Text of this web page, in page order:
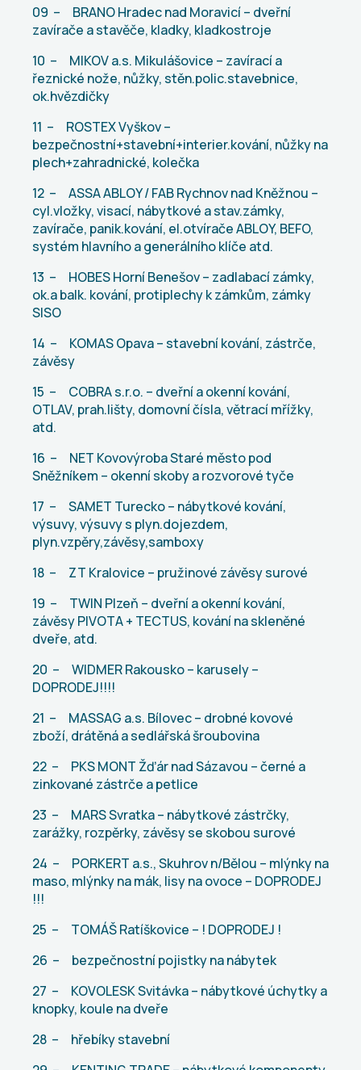
09 – BRANO Hradec nad Moravicí – dveřní
zavírače a stavěče, kladky, kladkostroje
10 – MIKOV a.s. Mikulášovice – zavírací a
řeznické nože, nůžky, stěn.polic.stavebnice,
ok.hvězdičky
11 – ROSTEX Vyškov –
bezpečnostní+stavební+interier.kování, nůžky na
plech+zahradnické, kolečka
12 – ASSA ABLOY / FAB Rychnov nad Kněžnou –
cyl.vložky, visací, nábytkové a stav.zámky,
zavírače, panik.kování, el.otvírače ABLOY, BEFO,
systém hlavního a generálního klíče atd.
13 – HOBES Horní Benešov – zadlabací zámky,
ok.a balk. kování, protiplechy k zámkům, zámky
SISO
14 – KOMAS Opava – stavební kování, zástrče,
závěsy
15 – COBRA s.r.o. – dveřní a okenní kování,
OTLAV, prah.lišty, domovní čísla, větrací mřížky,
atd.
16 – NET Kovovýroba Staré město pod
Sněžníkem – okenní skoby a rozvorové tyče
17 – SAMET Turecko – nábytkové kování,
výsuvy, výsuvy s plyn.dojezdem,
plyn.vzpěry,závěsy,samboxy
18 – ZT Kralovice – pružinové závěsy surové
19 – TWIN Plzeň – dveřní a okenní kování,
závěsy PIVOTA + TECTUS, kování na skleněné
dveře, atd.
20 – WIDMER Rakousko – karusely –
DOPRODEJ!!!!
21 – MASSAG a.s. Bílovec – drobné kovové
zboží, drátěná a sedlářská šroubovina
22 – PKS MONT Žďár nad Sázavou – černé a
zinkované zástrče a petlice
23 – MARS Svratka – nábytkové zástrčky,
zarážky, rozpěrky, závěsy se skobou surové
24 – PORKERT a.s., Skuhrov n/Bělou – mlýnky na
maso, mlýnky na mák, lisy na ovoce – DOPRODEJ
!!!
25 – TOMÁŠ Ratíškovice – ! DOPRODEJ !
26 – bezpečnostní pojistky na nábytek
27 – KOVOLESK Svitávka – nábytkové úchytky a
knopky, koule na dveře
28 – hřebíky stavební